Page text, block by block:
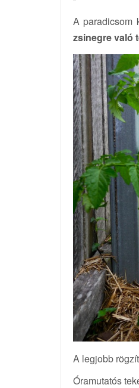
A paradicsom
zsinegre való
A legjobb
Óramutatós